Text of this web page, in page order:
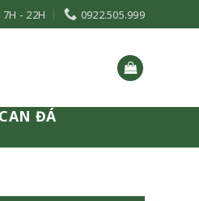
7H - 22H 0922.505.999
ĐÁ